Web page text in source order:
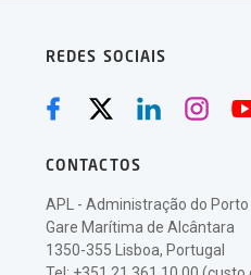
REDES SOCIAIS
CONTACTOS
APL - Administração do Porto
Gare Marítima de Alcântara
1350-355 Lisboa, Portugal